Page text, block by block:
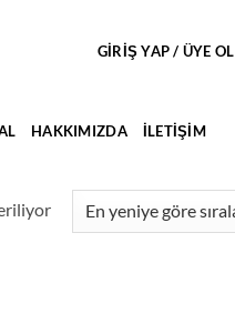
GIRIŞ YAP / ÜYE OL
HAKKIMIZDA İLETIŞIM